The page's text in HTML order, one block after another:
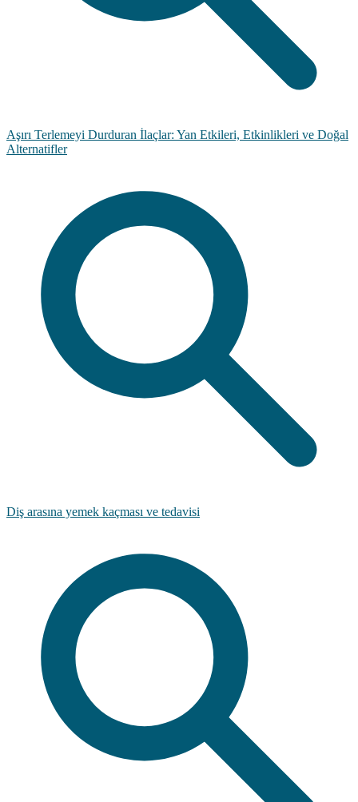
Aşırı Terlemeyi Durduran İlaçlar: Yan Etkileri, Etkinlikleri ve Doğal
Alternatifler
Diş arasına yemek kaçması ve tedavisi